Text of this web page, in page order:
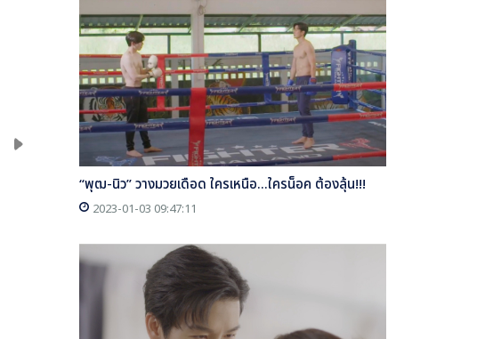
“พุฒ-นิว” วางมวยเดือด ใครเหนือ...ใครน็อค ต้องลุ้น!!!
2023-01-03 09:47:11